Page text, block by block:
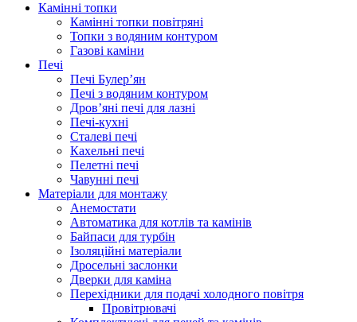
Камінні топки
Камінні топки повітряні
Топки з водяним контуром
Газові каміни
Печі
Печі Булер’ян
Печі з водяним контуром
Дров’яні печі для лазні
Печі-кухні
Сталеві печі
Кахельні печі
Пелетні печі
Чавунні печі
Матеріали для монтажу
Анемостати
Автоматика для котлів та камінів
Байпаси для турбін
Ізоляційні матеріали
Дросельні заслонки
Дверки для каміна
Перехідники для подачі холодного повітря
Провітрювачі